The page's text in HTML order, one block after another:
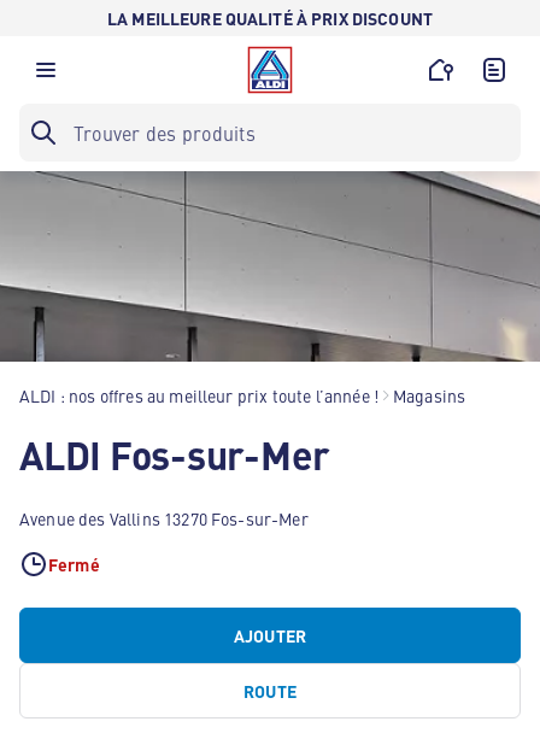
LA MEILLEURE QUALITÉ À PRIX DISCOUNT
ALDI : nos offres au meilleur prix toute l’année ! Magasins
ALDI Fos-sur-Mer
Avenue des Vallins 13270 Fos-sur-Mer
Fermé
AJOUTER
ROUTE